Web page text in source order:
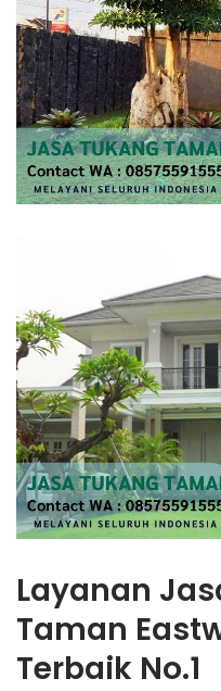
Layanan
Taman
Terbaik No.1